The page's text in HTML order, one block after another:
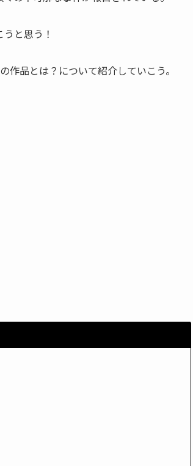
と思う！
品とは？について紹介していこう。